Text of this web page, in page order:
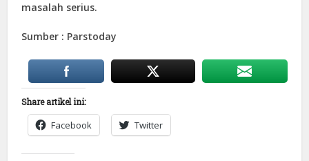
masalah serius.
Sumber : Parstoday
Share artikel ini:
Facebook Twitter